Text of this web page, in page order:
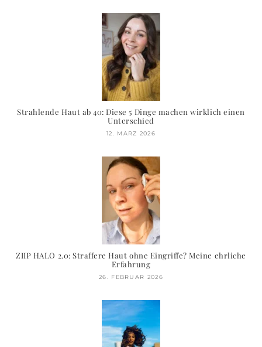
Strahlende Haut ab 40: Diese 5 Dinge machen wirklich einen
Unterschied
12. MÄRZ 2026
ZIIP HALO 2.0: Straffere Haut ohne Eingriffe? Meine ehrliche
Erfahrung
26. FEBRUAR 2026